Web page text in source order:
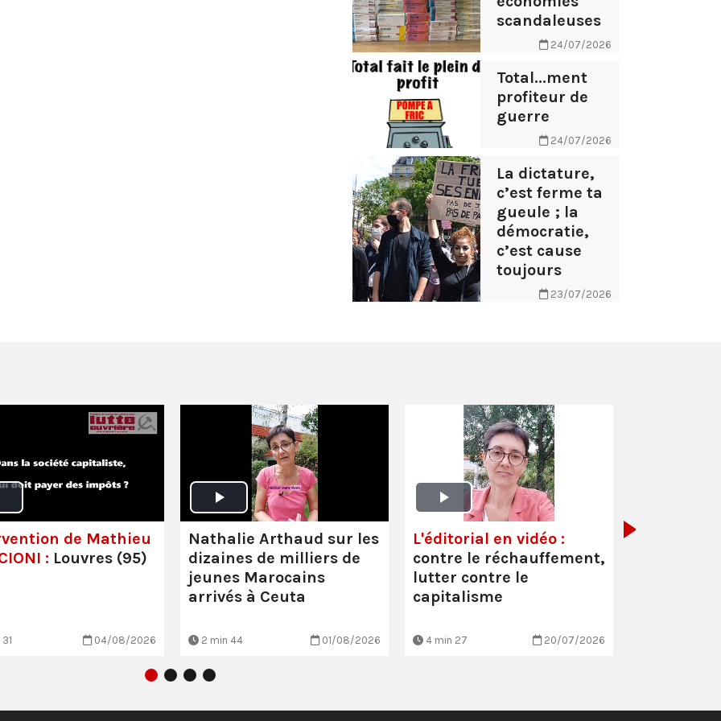
scandaleuses
24/07/2026
Total...ment
profiteur de
guerre
24/07/2026
La dictature,
c’est ferme ta
gueule ; la
démocratie,
c’est cause
toujours
23/07/2026
de Mathieu
: Louvres (95)
04/08/2026
Nathalie Arthaud sur les
dizaines de milliers de
jeunes Marocains
arrivés à Ceuta
2 min 44 01/08/2026
L'éditorial en vidéo :
contre le réchauffement,
lutter contre le
capitalisme
4 min 27 20/07/2026